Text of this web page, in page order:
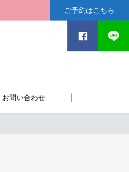
ご予約はこちら
お問い合わせ